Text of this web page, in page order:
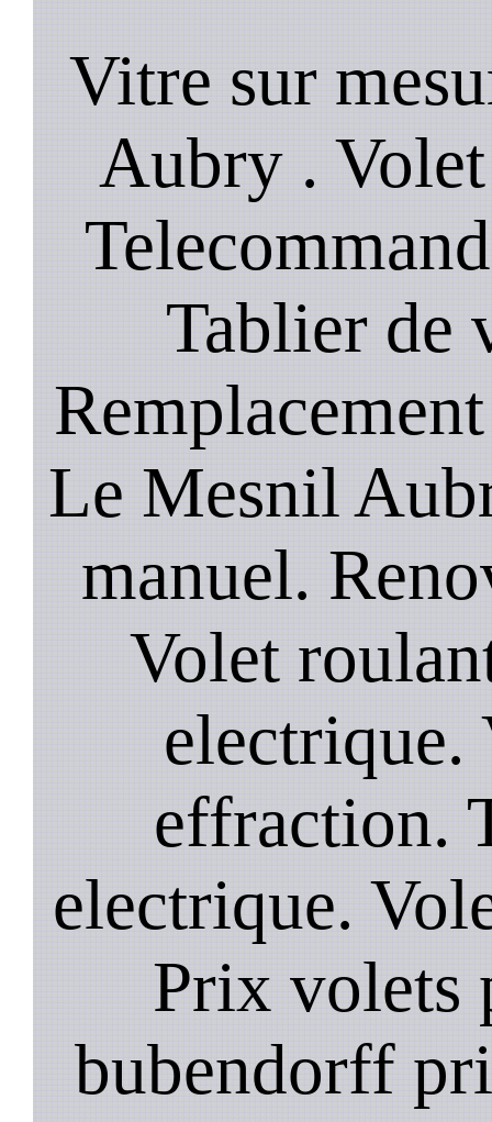
Vitre sur
Aubry .
Tablier de
Le Mesnil
manuel.
Volet
electrique.
effraction.
electrique.
Prix volets
bubendorff